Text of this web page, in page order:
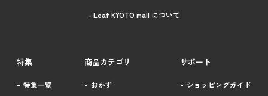
- Leaf KYOTO mall について
特集
特集一覧
商品カテゴリ
おかず
サポート
ショッピングガイド